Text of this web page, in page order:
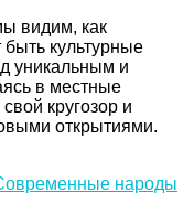
видим, как
культурные
уникальным и
в местные
кругозор и
открытиями.
народы